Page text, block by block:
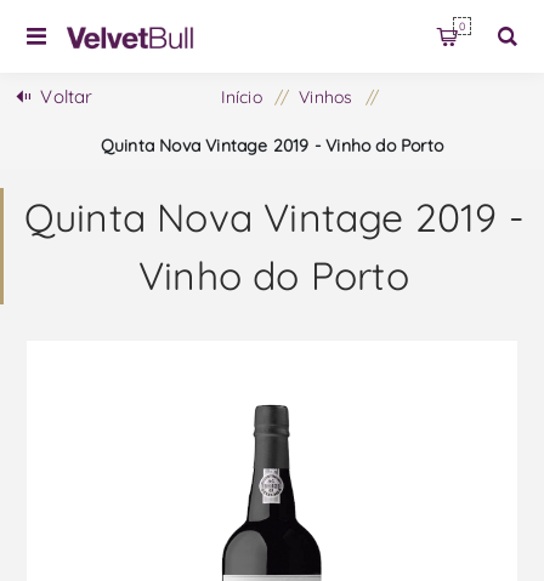
0
Voltar Início / Vinhos /
Quinta Nova Vintage 2019 - Vinho do Porto
Quinta Nova Vintage 2019 -
Vinho do Porto